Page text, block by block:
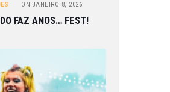
ON JANEIRO 8, 2026
FAZ ANOS… FEST!